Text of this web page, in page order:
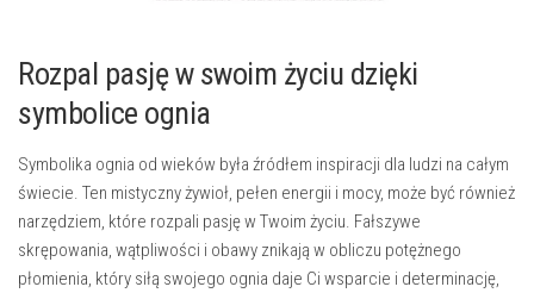
Rozpal pasję w swoim ​życiu dzięki
symbolice ognia
Symbolika ognia od wieków była źródłem inspiracji dla ‍ludzi na całym
świecie. Ten mistyczny żywioł, pełen energii i mocy,⁢ może być również
narzędziem, które rozpali pasję w Twoim życiu. Fałszywe
skrępowania, wątpliwości i obawy znikają w obliczu potężnego
płomienia, który siłą swojego ognia daje ⁣Ci ‍wsparcie i determinację,